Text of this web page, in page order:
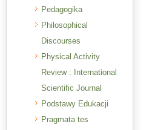
Pedagogika
Philosophical
Discourses
Physical Activity
Review : International
Scientific Journal
Podstawy Edukacji
Pragmata tes